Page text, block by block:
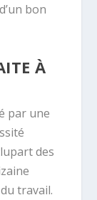
bon
À
par une
des
travail.